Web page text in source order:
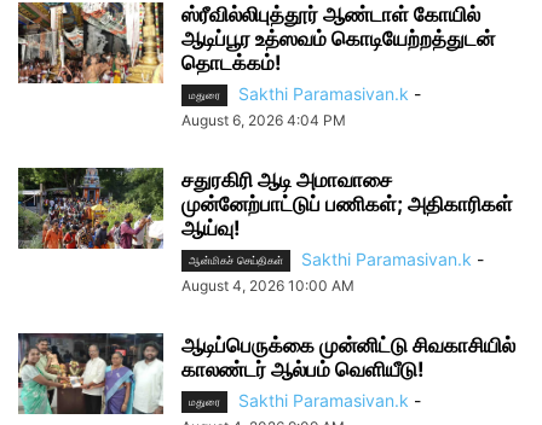
ஸ்ரீவில்லிபுத்தூர் ஆண்டாள் கோயில்
ஆடிப்பூர உத்ஸவம் கொடியேற்றத்துடன்
தொடக்கம்!
மதுரை Sakthi Paramasivan.k -
August 6, 2026 4:04 PM
சதுரகிரி ஆடி அமாவாசை
முன்னேற்பாட்டுப் பணிகள்; அதிகாரிகள்
ஆய்வு!
ஆன்மிகச் செய்திகள் Sakthi Paramasivan.k -
August 4, 2026 10:00 AM
ஆடிப்பெருக்கை முன்னிட்டு சிவகாசியில்
காலண்டர் ஆல்பம் வெளியீடு!
மதுரை Sakthi Paramasivan.k -